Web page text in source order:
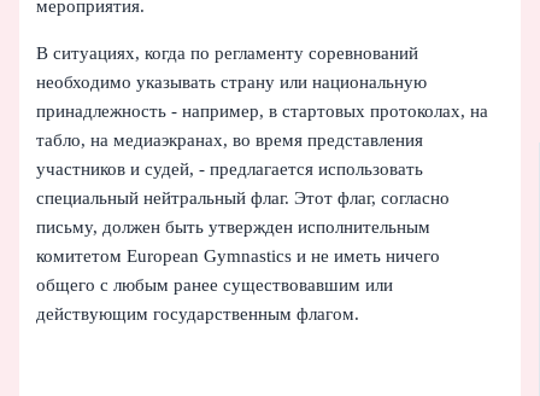
мероприятия.
В ситуациях, когда по регламенту соревнований
необходимо указывать страну или национальную
принадлежность - например, в стартовых протоколах, на
табло, на медиаэкранах, во время представления
участников и судей, - предлагается использовать
специальный нейтральный флаг. Этот флаг, согласно
письму, должен быть утвержден исполнительным
комитетом European Gymnastics и не иметь ничего
общего с любым ранее существовавшим или
действующим государственным флагом.